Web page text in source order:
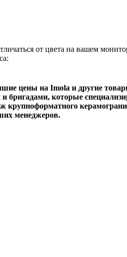
от цвета на вашем
цены на Imola и другие
бригадами, которые
крупноформатного
менеджеров.